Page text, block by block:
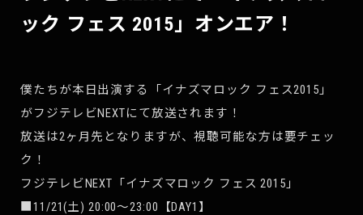
ック フェス 2015」オンエア！
僕たちが本日出演する「イナズマロック フェス2015」
がフジテレビNEXTにて放送されます！
放送は2ヶ月先となりますが、視聴可能な方は要チェッ
ク！
フジテレビNEXT「イナズマロック フェス 2015」
■11/21(土) 20:00～23:00【DAY1】